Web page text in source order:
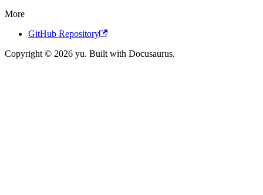
More
GitHub Repository
Copyright © 2026 yu. Built with Docusaurus.